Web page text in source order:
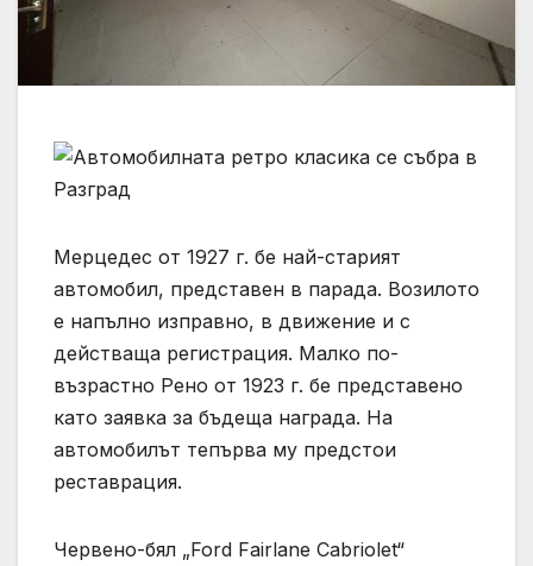
Мерцедес от 1927 г. бе най-старият
автомобил, представен в парада. Возилото
е напълно изправно, в движение и с
действаща регистрация. Малко по-
възрастно Рено от 1923 г. бе представено
като заявка за бъдеща награда. На
автомобилът тепърва му предстои
реставрация.
Червено-бял „Ford Fairlane Cabriolet“